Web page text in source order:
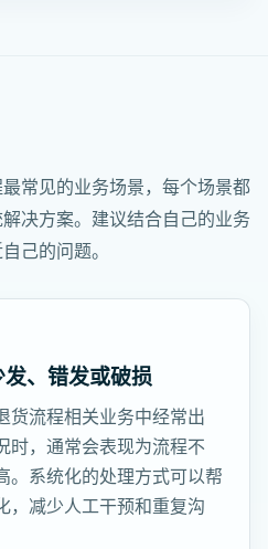
常见的业务场景，每个场景都
决方案。建议结合自己的业务
己的问题。
、错发或破损
货流程相关业务中经常出
时，通常会表现为流程不
。系统化的处理方式可以帮
，减少人工干预和重复沟